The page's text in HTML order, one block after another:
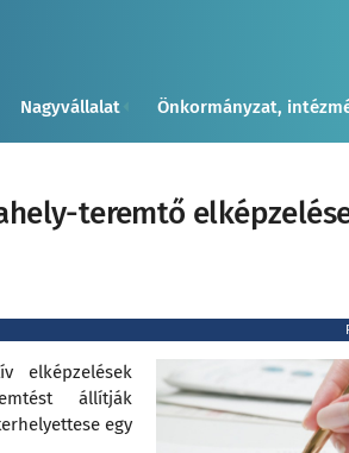
Nagyvállalat Önkormányzat,
teremtő
elképzelések
állítják
egy